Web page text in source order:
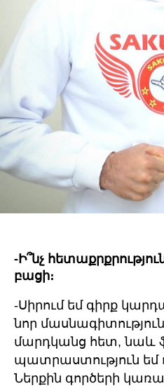
-Ի՞նչ
բացի։
-Սիրում եմ գիրք
նոր
մարդկանց հետ, նաև
պատրաստություն
Ներքին գործերի